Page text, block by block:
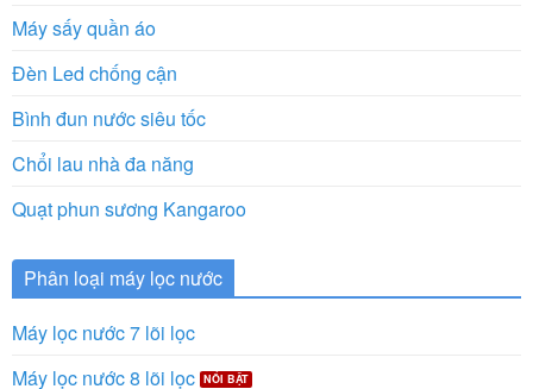
Máy sấy quần áo
Đèn Led chống cận
Bình đun nước siêu tốc
Chổi lau nhà đa năng
Quạt phun sương Kangaroo
Phân loại máy lọc nước
Máy lọc nước 7 lõi lọc
Máy lọc nước 8 lõi lọc